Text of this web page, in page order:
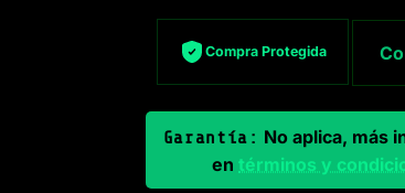
Compra Protegida
Garantía: No aplica, más
entérminos y